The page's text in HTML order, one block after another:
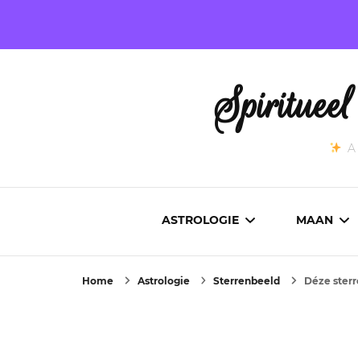
ASTROLOGIE MAAN
Home Astrologie Sterrenbeeld Déze